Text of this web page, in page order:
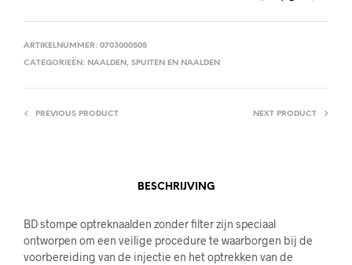
ARTIKELNUMMER: 0703000505
CATEGORIEËN: NAALDEN , SPUITEN EN NAALDEN
PREVIOUS PRODUCT NEXT PRODUCT
BESCHRIJVING
BD stompe optreknaalden zonder filter zijn speciaal
ontworpen om een veilige procedure te waarborgen bij de
voorbereiding van de injectie en het optrekken van de